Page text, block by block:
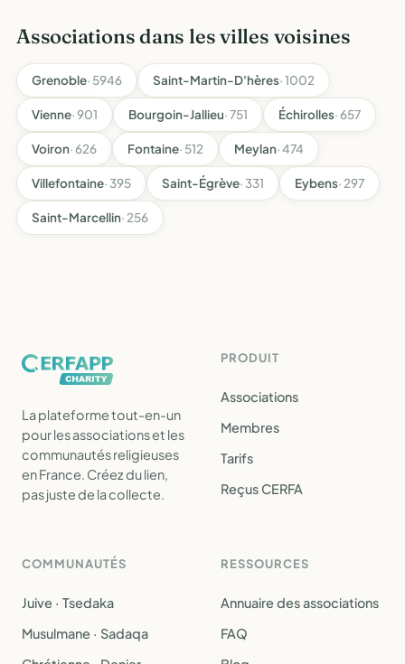
Associations dans les villes voisines
Grenoble· 5946 Saint-Martin-D'hères· 1002
Vienne· 901 Bourgoin-Jallieu· 751 Échirolles· 657
Voiron· 626 Fontaine· 512 Meylan· 474
Villefontaine· 395 Saint-Égrève· 331 Eybens· 297
Saint-Marcellin· 256
La plateforme tout-en-un
pour les associations et les
communautés religieuses
en France. Créez du lien,
pas juste de la collecte.
PRODUIT
Associations
Membres
Tarifs
Reçus CERFA
COMMUNAUTÉS
Juive · Tsedaka
Musulmane · Sadaqa
RESSOURCES
Annuaire des associations
FAQ